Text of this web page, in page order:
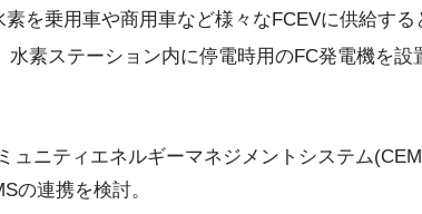
素を乗用車や商用車など様々なFCEVに供給する
素ステーション内に停電時用のFC発電機を設
ュニティエネルギーマネジメントシステム
の連携を検討。